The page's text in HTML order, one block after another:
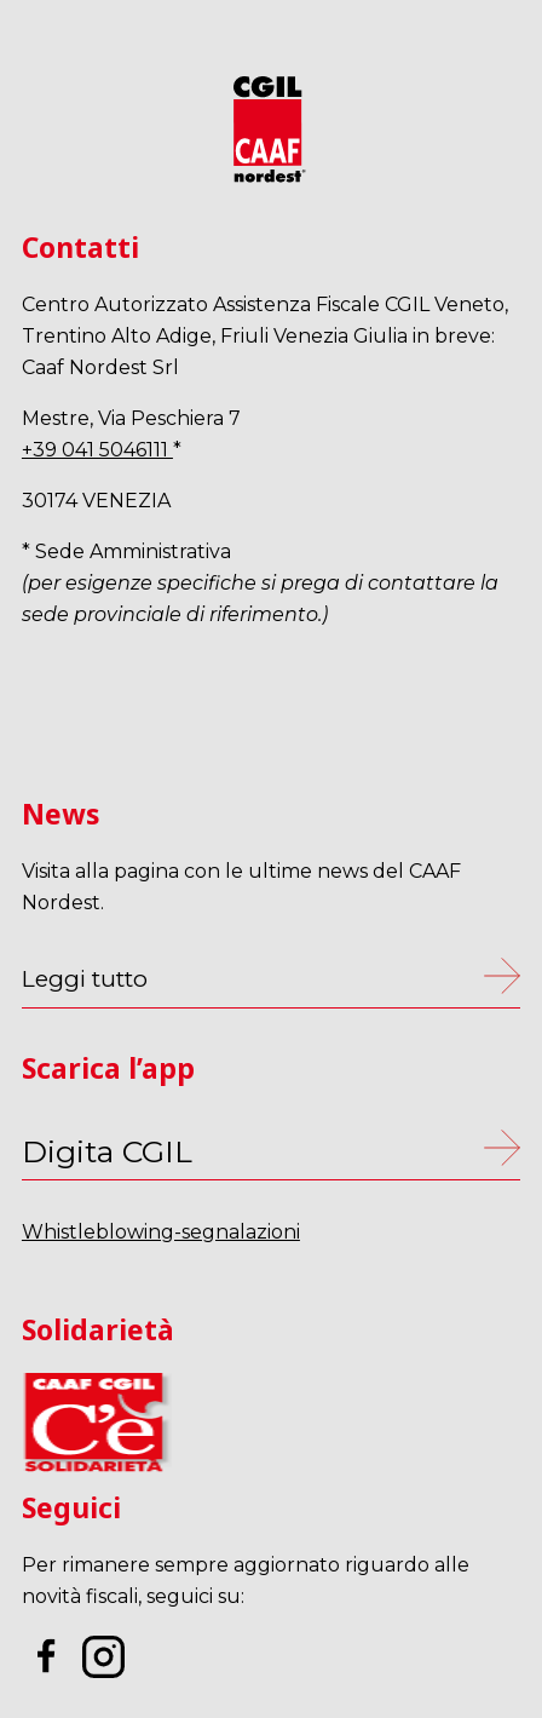
Contatti
Centro Autorizzato Assistenza Fiscale CGIL Veneto,
Trentino Alto Adige, Friuli Venezia Giulia in breve:
Caaf Nordest Srl
Mestre, Via Peschiera 7
+39 041 5046111 *
30174 VENEZIA
* Sede Amministrativa
(per esigenze specifiche si prega di contattare la
sede provinciale di riferimento.)
News
Visita alla pagina con le ultime news del CAAF
Nordest.
Leggi tutto
Scarica l’app
Digita CGIL
Whistleblowing-segnalazioni
Solidarietà
Seguici
Per rimanere sempre aggiornato riguardo alle
novità fiscali, seguici su: